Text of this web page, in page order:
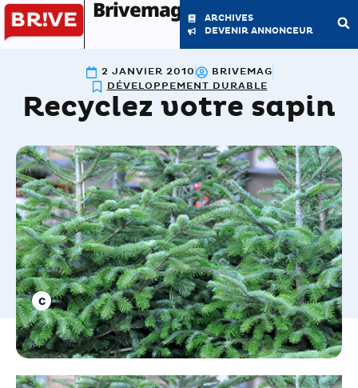
Brivemag'
ARCHIVES
DEVENIR ANNONCEUR
2 JANVIER 2010
BRIVEMAG
DÉVELOPPEMENT DURABLE
Recyclez votre sapin